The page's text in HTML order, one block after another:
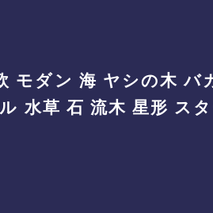
モダン 海 ヤシの木 バ
水草 石 流木 星形 ス